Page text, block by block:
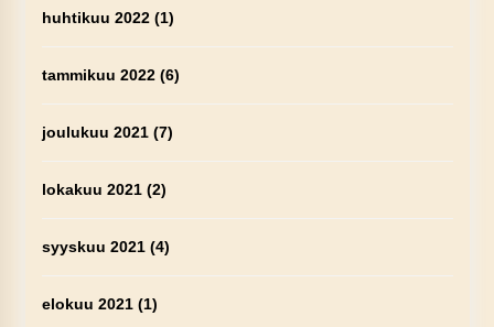
huhtikuu 2022(1)
tammikuu 2022(6)
joulukuu 2021(7)
lokakuu 2021(2)
syyskuu 2021(4)
elokuu 2021(1)